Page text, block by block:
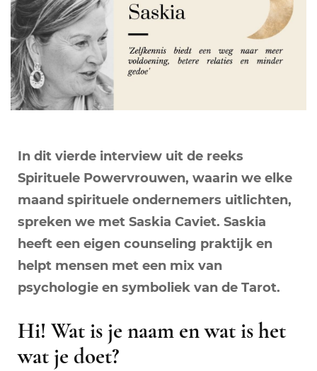
In dit vierde interview uit de reeks
Spirituele Powervrouwen, waarin we elke
maand spirituele ondernemers uitlichten,
spreken we met Saskia Caviet. Saskia
heeft een eigen counseling praktijk en
helpt mensen met een mix van
psychologie en symboliek van de Tarot.
Hi! Wat is je naam en wat is het
wat je doet?